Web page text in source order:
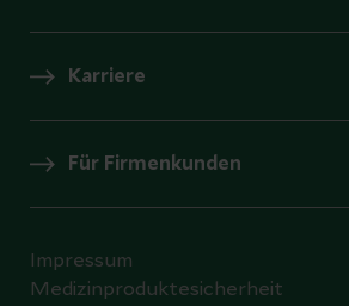
Karriere
Für Firmenkunden
Impressum
Medizinproduktesicherheit